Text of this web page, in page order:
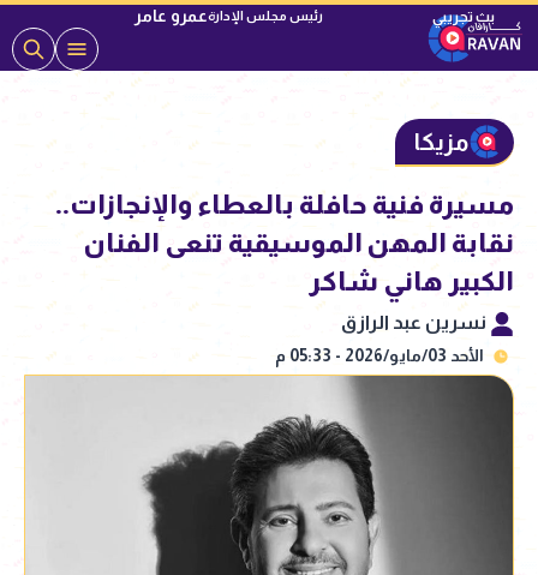
رئيس مجلس الإدارةعمرو عامر
مزيكا
مسيرة فنية حافلة بالعطاء والإنجازات..
نقابة المهن الموسيقية تنعى الفنان
الكبير هاني شاكر
نسرين عبد الرازق
الأحد 03/مايو/2026 - 05:33 م